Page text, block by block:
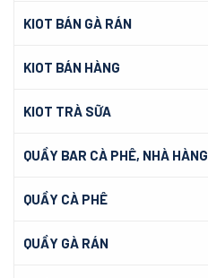
KIOT BÁN GÀ RÁN
KIOT BÁN HÀNG
KIOT TRÀ SỮA
QUẦY BAR CÀ PHÊ, NHÀ HÀNG
QUẦY CÀ PHÊ
QUẦY GÀ RÁN